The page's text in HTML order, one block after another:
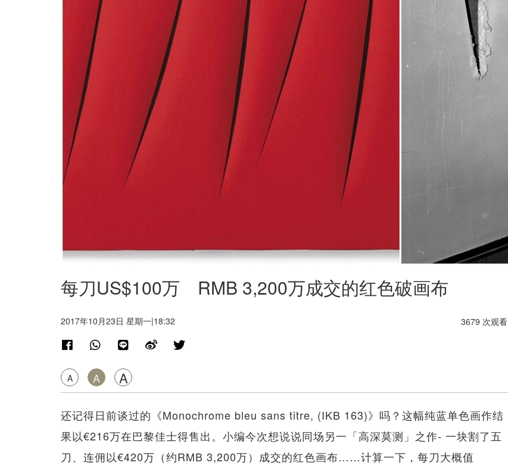
每刀US$100万 RMB 3,200万成交的红色破画布
2017年10月23日 星期一|18:32
A A A
3679 次观看
还记得日前谈过的《Monochrome bleu sans titre, (IKB 163)》吗？这幅纯蓝单色画作结
果以€216万在巴黎佳士得售出。小编今次想说说同场另一「高深莫测」之作- 一块割了五
刀、连佣以€420万（约RMB 3,200万）成交的红色画布……计算一下，每刀大概值